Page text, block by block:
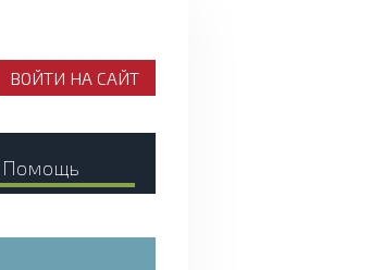
ВОЙТИ НА САЙТ
Помощь